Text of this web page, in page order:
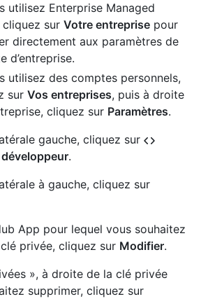
utilisez Enterprise Managed
cliquez sur Votre entreprise pour
directement aux paramètres de
d’entreprise.
utilisez des comptes personnels,
sur Vos entreprises, puis à droite
cliquez sur Paramètres.
gauche, cliquez sur
.
à gauche, cliquez sur
App pour lequel vous souhaitez
privée, cliquez sur Modifier.
», à droite de la clé privée
supprimer, cliquez sur